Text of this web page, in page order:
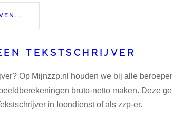
TEKSTSCHRIJVER
Op Mijnzzp.nl houden we bij alle
bruto-netto maken. Deze
in loondienst of als zzp-er.